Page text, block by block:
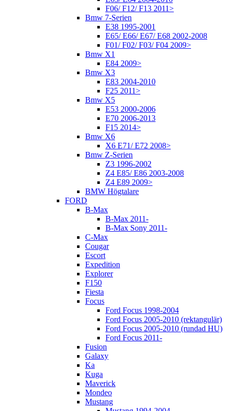
F06/ F12/ F13 2011>
Bmw 7-Serien
E38 1995-2001
E65/ E66/ E67/ E68 2002-2008
F01/ F02/ F03/ F04 2009>
Bmw X1
E84 2009>
Bmw X3
E83 2004-2010
F25 2011>
Bmw X5
E53 2000-2006
E70 2006-2013
F15 2014>
Bmw X6
X6 E71/ E72 2008>
Bmw Z-Serien
Z3 1996-2002
Z4 E85/ E86 2003-2008
Z4 E89 2009>
BMW Högtalare
FORD
B-Max
B-Max 2011-
B-Max Sony 2011-
C-Max
Cougar
Escort
Expedition
Explorer
F150
Fiesta
Focus
Ford Focus 1998-2004
Ford Focus 2005-2010 (rektangulär)
Ford Focus 2005-2010 (rundad HU)
Ford Focus 2011-
Fusion
Galaxy
Ka
Kuga
Maverick
Mondeo
Mustang